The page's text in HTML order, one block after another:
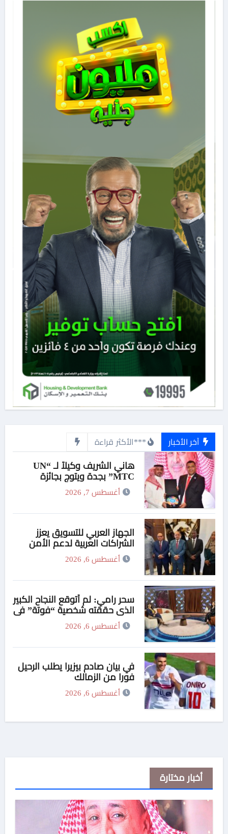
آخر الأخبار ***الأكثر قراءة
هاني الشريف وكيلاً لـ “UN
MTC” بجدة ويتوج بجائزة
“القائد المؤثر”
أغسطس 7, 2026
الجهاز العربي للتسويق يعزز
الشراكات العربية لدعم الأمن
الدوائي في السودان
أغسطس 6, 2026
سحر رامي: لم أتوقع النجاح الكبير
الذي حققته شخصية “فوتة” في
مسلسل “اتنين غيرنا”، وحزنت
لعدم وجود تتر للمسلسل
أغسطس 6, 2026
في بيان صادم بيزيرا يطلب الرحيل
فورا من الزمالك
أغسطس 6, 2026
أخبار مختارة